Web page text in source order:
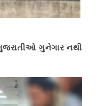
ગુજરાતીઓ ગુનેગાર નથી